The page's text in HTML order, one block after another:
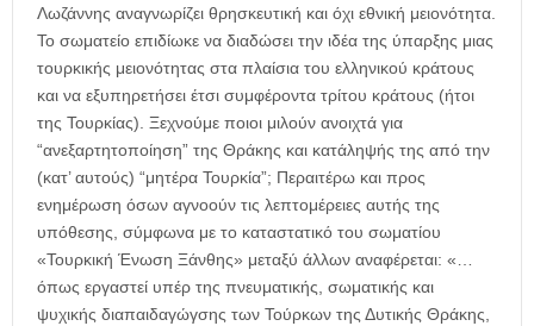
Λωζάννης αναγνωρίζει θρησκευτική και όχι εθνική μειονότητα.
Το σωματείο επιδίωκε να διαδώσει την ιδέα της ύπαρξης μιας
τουρκικής μειονότητας στα πλαίσια του ελληνικού κράτους
και να εξυπηρετήσει έτσι συμφέροντα τρίτου κράτους (ήτοι
της Τουρκίας). Ξεχνούμε ποιοι μιλούν ανοιχτά για
“ανεξαρτητοποίηση” της Θράκης και κατάληψής της από την
(κατ’ αυτούς) “μητέρα Τουρκία”; Περαιτέρω και προς
ενημέρωση όσων αγνοούν τις λεπτομέρειες αυτής της
υπόθεσης, σύμφωνα με το καταστατικό του σωματίου
«Τουρκική Ένωση Ξάνθης» μεταξύ άλλων αναφέρεται: «…
όπως εργαστεί υπέρ της πνευματικής, σωματικής και
ψυχικής διαπαιδαγώγσης των Τούρκων της Δυτικής Θράκης,